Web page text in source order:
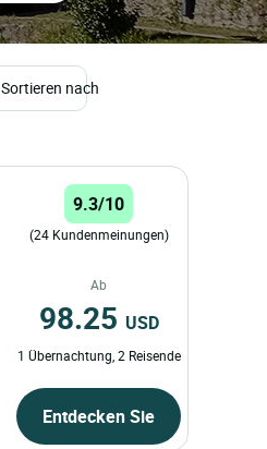
Sortieren nach
9.3/10
(24 Kundenmeinungen)
Ab
98.25 USD
1 Übernachtung, 2 Reisende
Entdecken Sie